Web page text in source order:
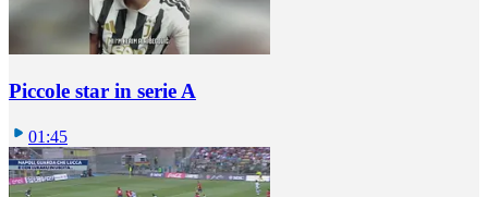
Piccole star in serie A
01:45